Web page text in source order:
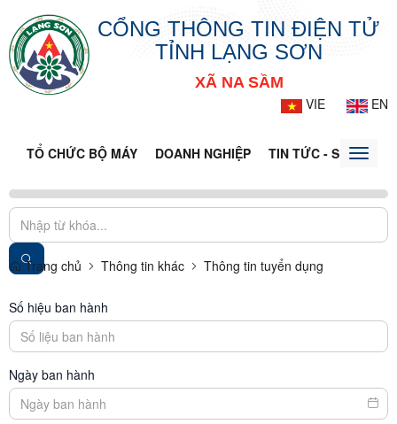
CỔNG THÔNG TIN ĐIỆN TỬ
TỈNH LẠNG SƠN
XÃ NA SẦM
VIE
EN
TỔ CHỨC BỘ MÁY DOANH NGHIỆP TIN TỨC - SỰ KIỆNToggle
Trang chủ Thông tin khác Thông tin tuyển dụng
Số hiệu ban hành
Ngày ban hành